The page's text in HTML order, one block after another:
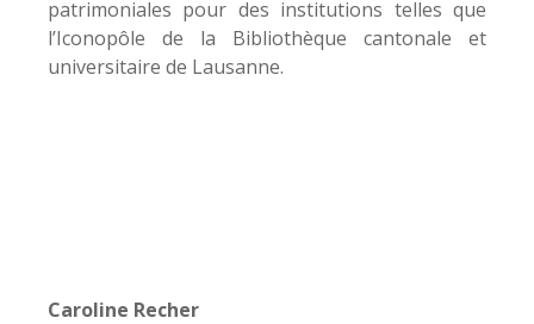
patrimoniales pour des institutions telles que
l’Iconopôle de la Bibliothèque cantonale et
universitaire de Lausanne.
Caroline Recher